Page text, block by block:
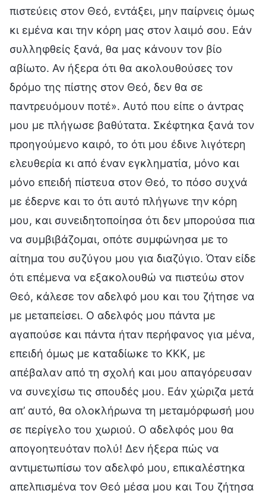
πιστεύεις στον Θεό, εντάξει, μην παίρνεις όμως
κι εμένα και την κόρη μας στον λαιμό σου. Εάν
συλληφθείς ξανά, θα μας κάνουν τον βίο
αβίωτο. Αν ήξερα ότι θα ακολουθούσες τον
δρόμο της πίστης στον Θεό, δεν θα σε
παντρευόμουν ποτέ». Αυτό που είπε ο άντρας
μου με πλήγωσε βαθύτατα. Σκέφτηκα ξανά τον
προηγούμενο καιρό, το ότι μου έδινε λιγότερη
ελευθερία κι από έναν εγκληματία, μόνο και
μόνο επειδή πίστευα στον Θεό, το πόσο συχνά
με έδερνε και το ότι αυτό πλήγωνε την κόρη
μου, και συνειδητοποίησα ότι δεν μπορούσα πια
να συμβιβάζομαι, οπότε συμφώνησα με το
αίτημα του συζύγου μου για διαζύγιο. Όταν είδε
ότι επέμενα να εξακολουθώ να πιστεύω στον
Θεό, κάλεσε τον αδελφό μου και του ζήτησε να
με μεταπείσει. Ο αδελφός μου πάντα με
αγαπούσε και πάντα ήταν περήφανος για μένα,
επειδή όμως με καταδίωκε το ΚΚΚ, με
απέβαλαν από τη σχολή και μου απαγόρευσαν
να συνεχίσω τις σπουδές μου. Εάν χώριζα μετά
απ’ αυτό, θα ολοκλήρωνα τη μεταμόρφωσή μου
σε περίγελο του χωριού. Ο αδελφός μου θα
απογοητευόταν πολύ! Δεν ήξερα πώς να
αντιμετωπίσω τον αδελφό μου, επικαλέστηκα
απελπισμένα τον Θεό μέσα μου και Του ζήτησα